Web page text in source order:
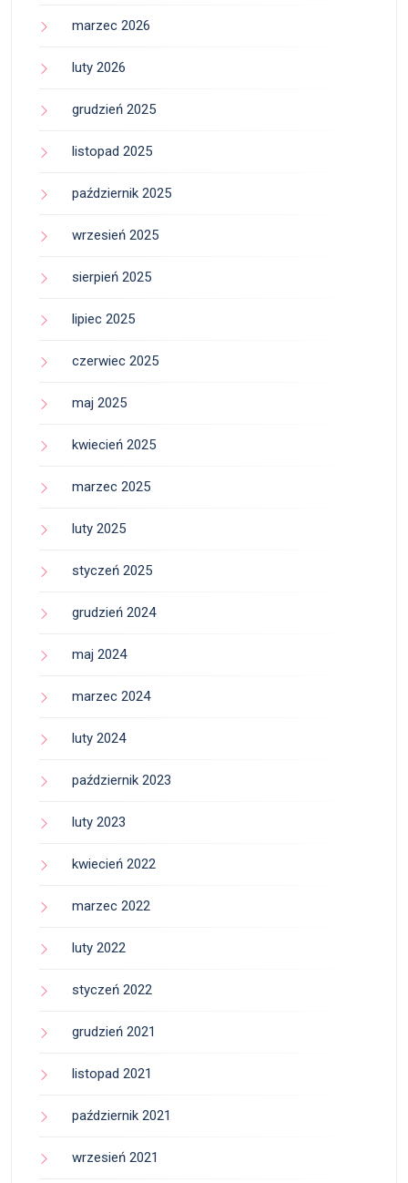
marzec 2026
luty 2026
grudzień 2025
listopad 2025
październik 2025
wrzesień 2025
sierpień 2025
lipiec 2025
czerwiec 2025
maj 2025
kwiecień 2025
marzec 2025
luty 2025
styczeń 2025
grudzień 2024
maj 2024
marzec 2024
luty 2024
październik 2023
luty 2023
kwiecień 2022
marzec 2022
luty 2022
styczeń 2022
grudzień 2021
listopad 2021
październik 2021
wrzesień 2021